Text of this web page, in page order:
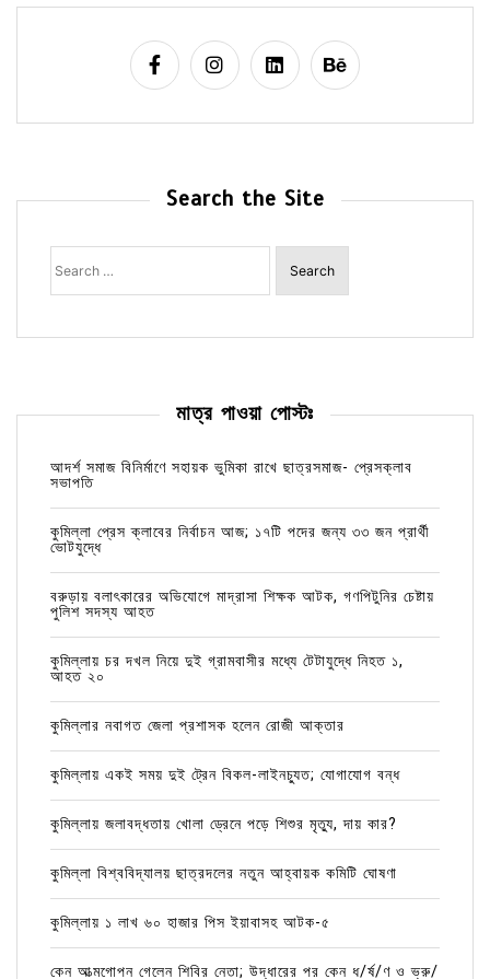
Search the Site
Search
for:
মাত্র পাওয়া পোস্টঃ
আদর্শ সমাজ বিনির্মাণে সহায়ক ভুমিকা রাখে ছাত্রসমাজ- প্রেসক্লাব
সভাপতি
কুমিল্লা প্রেস ক্লাবের নির্বাচন আজ; ১৭টি পদের জন্য ৩৩ জন প্রার্থী
ভোটযুদ্ধে
বরুড়ায় বলাৎকারের অভিযোগে মাদ্রাসা শিক্ষক আটক, গণপিটুনির চেষ্টায়
পুলিশ সদস্য আহত
কুমিল্লায় চর দখল নিয়ে দুই গ্রামবাসীর মধ্যে টেটাযুদ্ধে নিহত ১,
আহত ২০
কুমিল্লার নবাগত জেলা প্রশাসক হলেন রোজী আক্তার
কুমিল্লায় একই সময় দুই ট্রেন বিকল-লাইনচ্যুত; যোগাযোগ বন্ধ
কুমিল্লায় জলাবদ্ধতায় খোলা ড্রেনে পড়ে শিশুর মৃত্যু, দায় কার?
কুমিল্লা বিশ্ববিদ্যালয় ছাত্রদলের নতুন আহ্বায়ক কমিটি ঘোষণা
কুমিল্লায় ১ লাখ ৬০ হাজার পিস ইয়াবাসহ আটক-৫
কেন আত্মগোপন গেলেন শিবির নেতা; উদ্ধারের পর কেন ধ/র্ষ/ণ ও ভ্রু/